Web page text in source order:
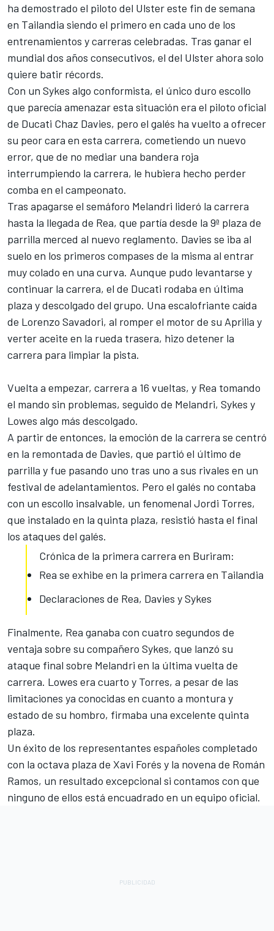
ha demostrado el piloto del Ulster este fin de semana
en Tailandia siendo el primero en cada uno de los
entrenamientos y carreras celebradas. Tras ganar el
mundial dos años consecutivos, el del Ulster ahora solo
quiere batir récords.
Con un Sykes algo conformista, el único duro escollo
que parecía amenazar esta situación era el piloto oficial
de Ducati Chaz Davies, pero el galés ha vuelto a ofrecer
su peor cara en esta carrera, cometiendo un nuevo
error, que de no mediar una bandera roja
interrumpiendo la carrera, le hubiera hecho perder
comba en el campeonato.
Tras apagarse el semáforo Melandri lideró la carrera
hasta la llegada de Rea, que partía desde la 9ª plaza de
parrilla merced al nuevo reglamento. Davies se iba al
suelo en los primeros compases de la misma al entrar
muy colado en una curva. Aunque pudo levantarse y
continuar la carrera, el de Ducati rodaba en última
plaza y descolgado del grupo. Una escalofriante caída
de Lorenzo Savadori, al romper el motor de su Aprilia y
verter aceite en la rueda trasera, hizo detener la
carrera para limpiar la pista.
Vuelta a empezar, carrera a 16 vueltas, y Rea tomando
el mando sin problemas, seguido de Melandri, Sykes y
Lowes algo más descolgado.
A partir de entonces, la emoción de la carrera se centró
en la remontada de Davies, que partió el último de
parrilla y fue pasando uno tras uno a sus rivales en un
festival de adelantamientos. Pero el galés no contaba
con un escollo insalvable, un fenomenal Jordi Torres,
que instalado en la quinta plaza, resistió hasta el final
los ataques del galés.
Crónica de la primera carrera en Buriram:
Rea se exhibe en la primera carrera en Tailandia
Declaraciones de Rea, Davies y Sykes
Finalmente, Rea ganaba con cuatro segundos de
ventaja sobre su compañero Sykes, que lanzó su
ataque final sobre Melandri en la última vuelta de
carrera. Lowes era cuarto y Torres, a pesar de las
limitaciones ya conocidas en cuanto a montura y
estado de su hombro, firmaba una excelente quinta
plaza.
Un éxito de los representantes españoles completado
con la octava plaza de Xavi Forés y la novena de Román
Ramos, un resultado excepcional si contamos con que
ninguno de ellos está encuadrado en un equipo oficial.